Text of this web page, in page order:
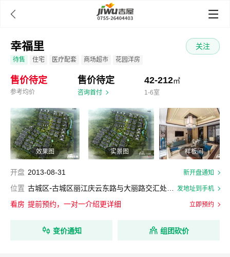

幸福里 关注
待售 住宅 医疗配套 商场超市 花园洋房
售价待定
参考均价
售价待定
咨询首付
42-212㎡
1-6室
效果图 实景图 样板间
开盘 2013-08-31 新开盘通知
位置 古城区- 发地址到手机
看房 提前预约，一对一介绍更详细 立即预约
变价通知 组团砍价